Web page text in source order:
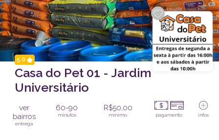
5.0
Casa do Pet 01 - Jardim
Universitário
ver
bairros
entrega
60-90
minutos
R$50,00
mínimo pagamento infos